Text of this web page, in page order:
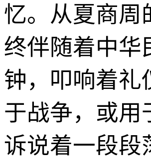
忆。从夏商周
终伴随着中华
钟，叩响着礼
于战争，或用
诉说着一段段